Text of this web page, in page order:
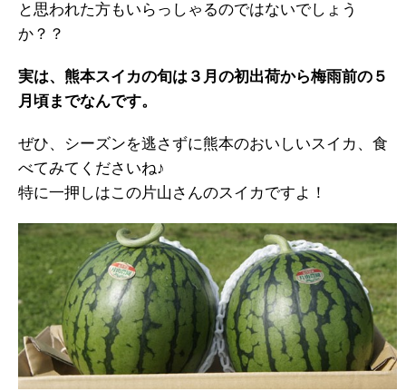
と思われた方もいらっしゃるのではないでしょう
か？？
実は、熊本スイカの旬は３月の初出荷から梅雨前の５
月頃までなんです。
ぜひ、シーズンを逃さずに熊本のおいしいスイカ、食
べてみてくださいね♪
特に一押しはこの片山さんのスイカですよ！